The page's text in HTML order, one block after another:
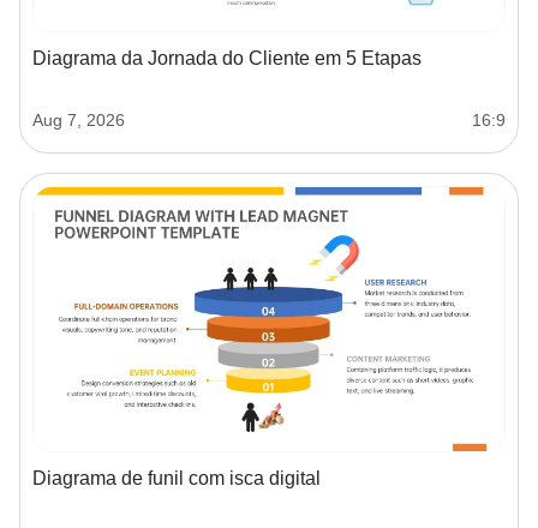
Diagrama da Jornada do Cliente em 5 Etapas
Aug 7, 2026 16:9
Diagrama de funil com isca digital